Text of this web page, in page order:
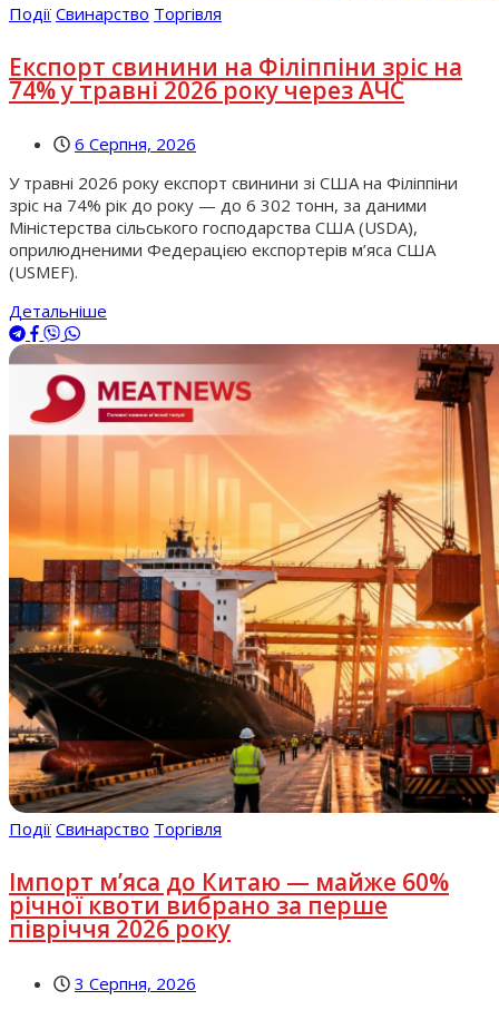
Події Свинарство Торгівля
Експорт свинини на Філіппіни зріс на
74% у травні 2026 року через АЧС
6 Серпня, 2026
У травні 2026 року експорт свинини зі США на Філіппіни
зріс на 74% рік до року — до 6 302 тонн, за даними
Міністерства сільського господарства США (USDA),
оприлюдненими Федерацією експортерів м’яса США
(USMEF).
Детальніше
Події Свинарство Торгівля
Імпорт м’яса до Китаю — майже 60%
річної квоти вибрано за перше
півріччя 2026 року
3 Серпня, 2026